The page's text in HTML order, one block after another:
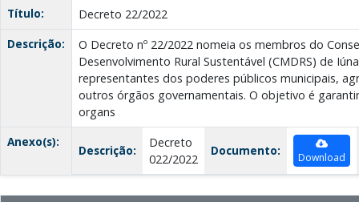
Título:
Decreto 22/2022
Descrição:
O Decreto nº 22/2022 nomeia os membros do
Desenvolvimento Rural Sustentável (CMDRS) de
representantes dos poderes públicos municipais,
outros órgãos governamentais. O objetivo é
organs
Anexo(s):
Descrição:
Decreto
022/2022
Documento: Download